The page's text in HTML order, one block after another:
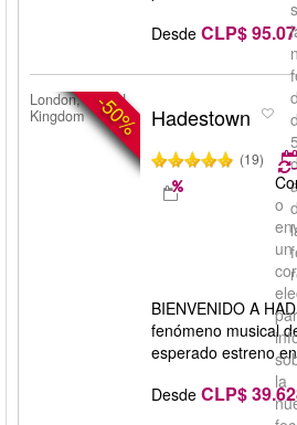
5
Desde CLP$
-50%
London, United
Kingdom
Hadestown
(19)
o
un
la
BIENVENIDO A
fenómeno musical
esperado estreno
Desde CLP$